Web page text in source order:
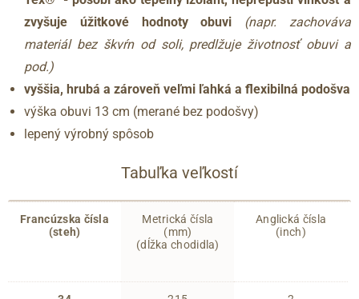
zvyšuje úžitkové hodnoty obuvi (napr. zachováva
materiál bez škvŕn od soli, predlžuje životnosť obuvi a
pod.)
vyššia, hrubá a zároveň veľmi ľahká a flexibilná podošva
výška obuvi 13 cm (merané bez podošvy)
lepený výrobný spôsob
Tabuľka veľkostí
Francúzska čísla
(steh)
Metrická čísla
(mm)
(dĺžka chodidla)
Anglická čísla
(inch)